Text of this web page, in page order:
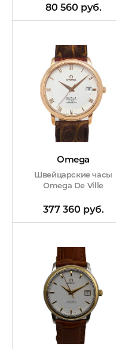
80 560 руб.
Omega
Швейцарские часы
Omega De Ville
377 360 руб.